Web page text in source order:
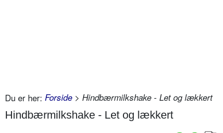
Du er her: Forside > Hindbærmilkshake - Let og lækkert
Hindbærmilkshake - Let og lækkert